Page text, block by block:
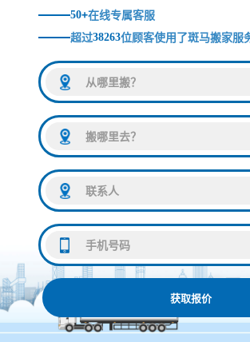
50+在线专属客服
超过38263位顾客使用了斑马搬家服
获取报价